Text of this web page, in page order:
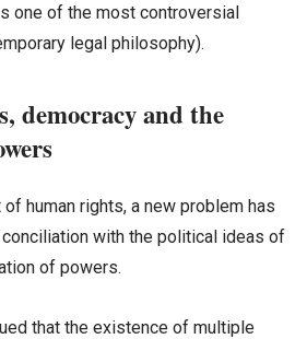
one of the most controversial
legal philosophy).
democracy and the
human rights, a new problem has
with the political ideas of
of powers.
that the existence of multiple